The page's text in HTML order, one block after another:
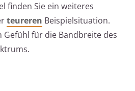
finden Sie ein weiteres
teureren Beispielsituation.
Gefühl für die Bandbreite des